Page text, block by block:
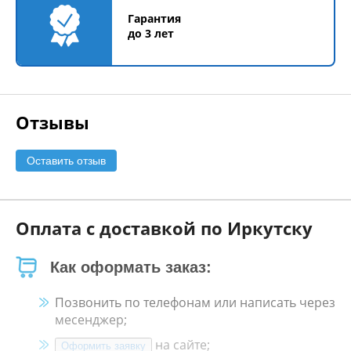
Гарантия
до 3 лет
Отзывы
Оставить отзыв
Оплата с доставкой по Иркутску
Как оформать заказ:
Позвонить по телефонам или написать через
месенджер;
Оформить заявку
на сайте;